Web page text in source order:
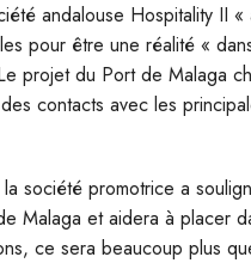
andalouse Hospitality II
pour être une réalité «
projet du Port de Malaga
contacts avec les
société promotrice a
Malaga et aidera à placer
ce sera beaucoup plus